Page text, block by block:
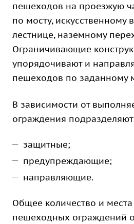
пешеходов на проезжую
по мосту,
лестнице, наземному
Ограничивающие
упорядочивают и
пешеходов по заданному
В зависимости от
ограждения
защитные;
предупреждающие;
направляющие.
Общее количество и места
пешеходных ограждений